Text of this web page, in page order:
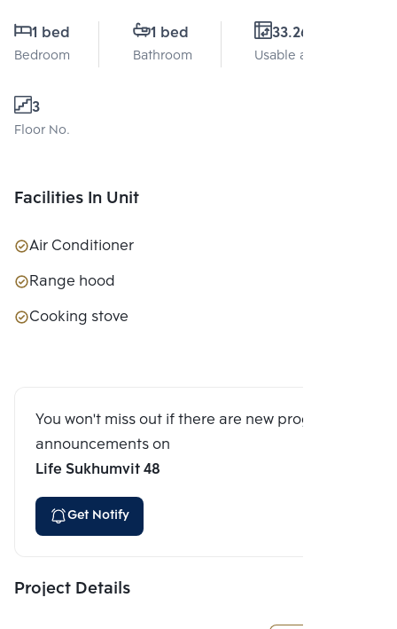
1 bed
Bedroom
1 bed
Bathroom
33.26 Sq.m.
Usable area
3
Floor No.
Facilities In Unit
Air Conditioner
Range hood
Cooking stove
You won't miss out if there are new program
announcements on
Life Sukhumvit 48
Get Notify
Project Details